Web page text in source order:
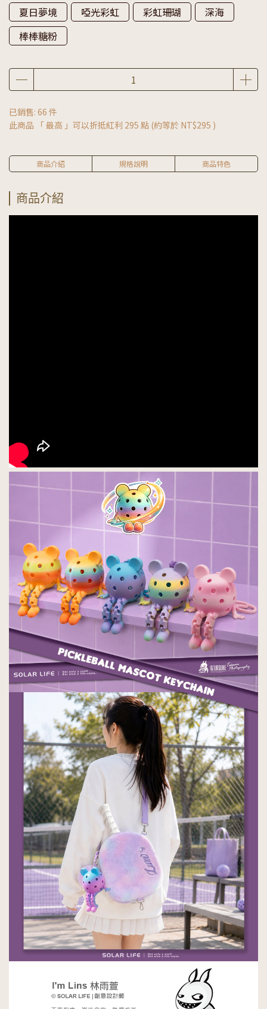
夏日夢境
啞光彩虹 彩虹珊瑚
深海
棒棒糖粉
已銷售: 66 件
此商品 「 最高 」可以折抵紅利 295 點 (約等於 NT$295 )
商品介紹 規格說明 商品特色
商品介紹